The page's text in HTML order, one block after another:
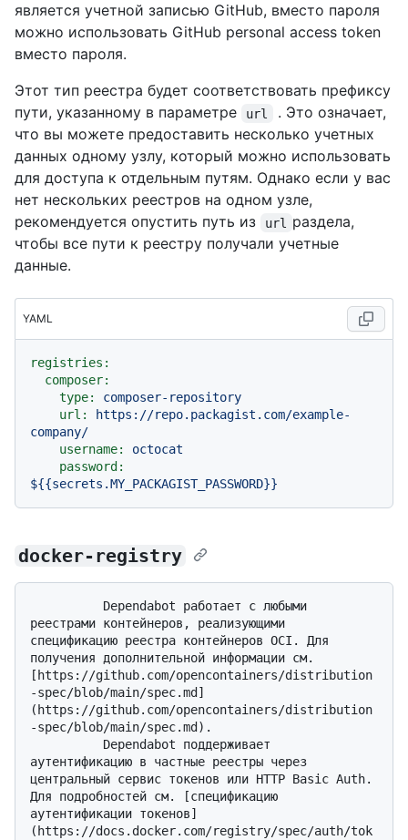
является учетной записью GitHub, вместо пароля
можно использовать GitHub personal access token
вместо пароля.
Этот тип реестра будет соответствовать префиксу
пути, указанному в параметре
url
. Это означает,
что вы можете предоставить несколько учетных
данных одному узлу, который можно использовать
для доступа к отдельным путям. Однако если у вас
нет нескольких реестров на одном узле,
рекомендуется опустить путь из
url
раздела,
чтобы все пути к реестру получали учетные
данные.
YAML
registries:
composer:
type:
composer-repository
url:
https://repo.packagist.com/example-
company/
username:
octocat
password:
${{secrets.MY_PACKAGIST_PASSWORD}}
docker-registry
реестрами контейнеров, реализующими
спецификацию реестра контейнеров OCI. Для
получения дополнительной информации см.
[https://github.com/opencontainers/distribution
-spec/blob/main/spec.md]
(https://github.com/opencontainers/distribution
-spec/blob/main/spec.md).
аутентификацию в частные реестры через
центральный сервис токенов или HTTP Basic Auth.
Для подробностей см. [спецификацию
аутентификации токенов]
(https://docs.docker.com/registry/spec/auth/tok